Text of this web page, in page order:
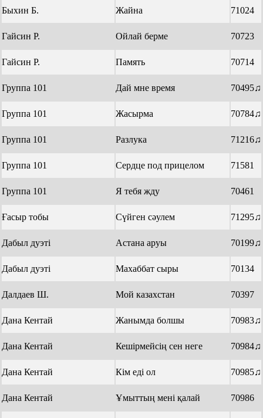
Быхин Б. Жайна 71024
Гайсин Р. Ойлай берме 70723
Гайсин Р. Память 70714
Группа 101 Дай мне время 70495♫
Группа 101 Жасырма 70784♫
Группа 101 Разлука 71216♫
Группа 101 Сердце под прицелом 71581
Группа 101 Я тебя жду 70461
Ғасыр тобы Сүйген сәулем 71295♫
Дабыл дуэтi Астана аруы 70199♫
Дабыл дуэтi Махаббат сыры 70134
Далдаев Ш. Мой казахстан 70397
Дана Кентай Жанымда болшы 70983♫
Дана Кентай Кешірмейсің сен неге 70984♫
Дана Кентай Кім еді ол 70985♫
Дана Кентай Ұмыттың мені қалай 70986